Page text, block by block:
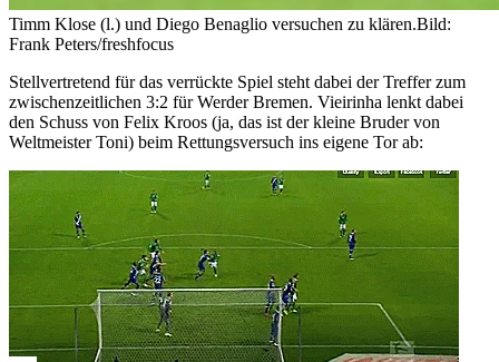
Timm Klose (l.) und Diego Benaglio versuchen zu klären.Bild:
Frank Peters/freshfocus
Stellvertretend für das verrückte Spiel steht dabei der Treffer zum
zwischenzeitlichen 3:2 für Werder Bremen. Vieirinha lenkt dabei
den Schuss von Felix Kroos (ja, das ist der kleine Bruder von
Weltmeister Toni) beim Rettungsversuch ins eigene Tor ab: